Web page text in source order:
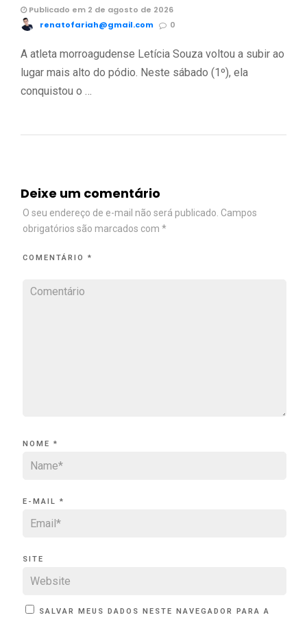
Publicado em 2 de agosto de 2026
renatofariah@gmail.com
0
A atleta morroagudense Letícia Souza voltou a subir ao
lugar mais alto do pódio. Neste sábado (1º), ela
conquistou o …
Deixe um comentário
O seu endereço de e-mail não será publicado. Campos
obrigatórios são marcados com *
COMENTÁRIO *
NOME *
E-MAIL *
SITE
SALVAR MEUS DADOS NESTE NAVEGADOR PARA A